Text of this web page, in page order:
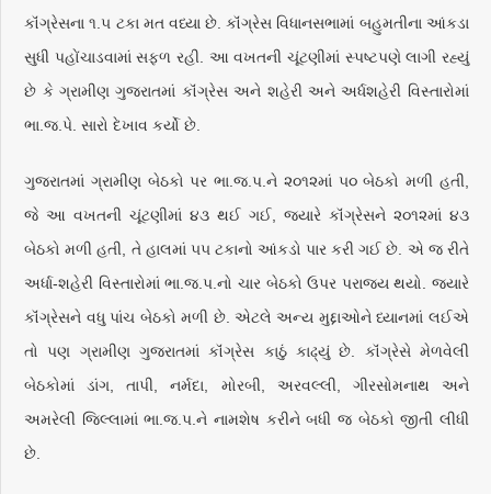
કૉંગ્રેસના ૧.૫ ટકા મત વધ્યા છે. કૉંગ્રેસ વિધાનસભામાં બહુમતીના આંકડા
સુધી પહોંચાડવામાં સફળ રહી. આ વખતની ચૂંટણીમાં સ્પષ્ટપણે લાગી રહ્યું
છે કે ગ્રામીણ ગુજરાતમાં કૉંગ્રેસ અને શહેરી અને અર્ધશહેરી વિસ્તારોમાં
ભા.જ.પે. સારો દેખાવ કર્યો છે.
ગુજરાતમાં ગ્રામીણ બેઠકો પર ભા.જ.પ.ને ૨૦૧૨માં ૫૦ બેઠકો મળી હતી,
જે આ વખતની ચૂંટણીમાં ૪૩ થઈ ગઈ, જ્યારે કૉંગ્રેસને ૨૦૧૨માં ૪૩
બેઠકો મળી હતી, તે હાલમાં ૫૫ ટકાનો આંકડો પાર કરી ગઈ છે. એ જ રીતે
અર્ધા-શહેરી વિસ્તારોમાં ભા.જ.પ.નો ચાર બેઠકો ઉપર પરાજય થયો. જ્યારે
કૉંગ્રેસને વધુ પાંચ બેઠકો મળી છે. એટલે અન્ય મુદ્દાઓને ધ્યાનમાં લઈએ
તો પણ ગ્રામીણ ગુજરાતમાં કૉંગ્રેસ કાઠું કાઢ્યું છે. કૉંગ્રેસે મેળવેલી
બેઠકોમાં ડાંગ, તાપી, નર્મદા, મોરબી, અરવલ્લી, ગીરસોમનાથ અને
અમરેલી જિલ્લામાં ભા.જ.પ.ને નામશેષ કરીને બધી જ બેઠકો જીતી લીધી
છે.